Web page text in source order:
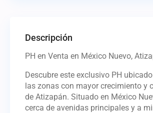
Descripción
PH en Venta en México Nuevo,
Descubre este exclusivo PH
las zonas con mayor crecimiento y
de Atizapán. Situado en México
cerca de avenidas principales y a